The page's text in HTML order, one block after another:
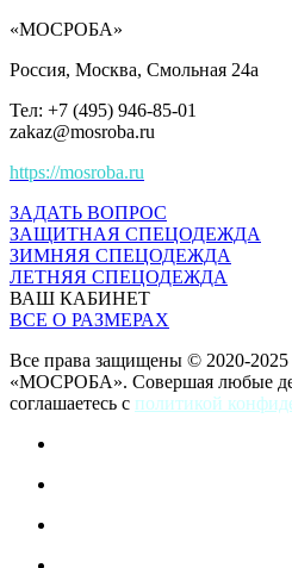
«МОСРОБА»
Россия, Москва, Смольная 24а
Тел: +7 (495) 946-85-01
zakaz@mosroba.ru
https://mosroba.ru
ЗАДАТЬ ВОПРОС
ЗАЩИТНАЯ СПЕЦОДЕЖДА
ЗИМНЯЯ СПЕЦОДЕЖДА
ЛЕТНЯЯ СПЕЦОДЕЖДА
ВАШ КАБИНЕТ
ВСЕ О РАЗМЕРАХ
Все права защищены © 2020-2025
«МОСРОБА». Совершая любые
соглашаетесь с политикой